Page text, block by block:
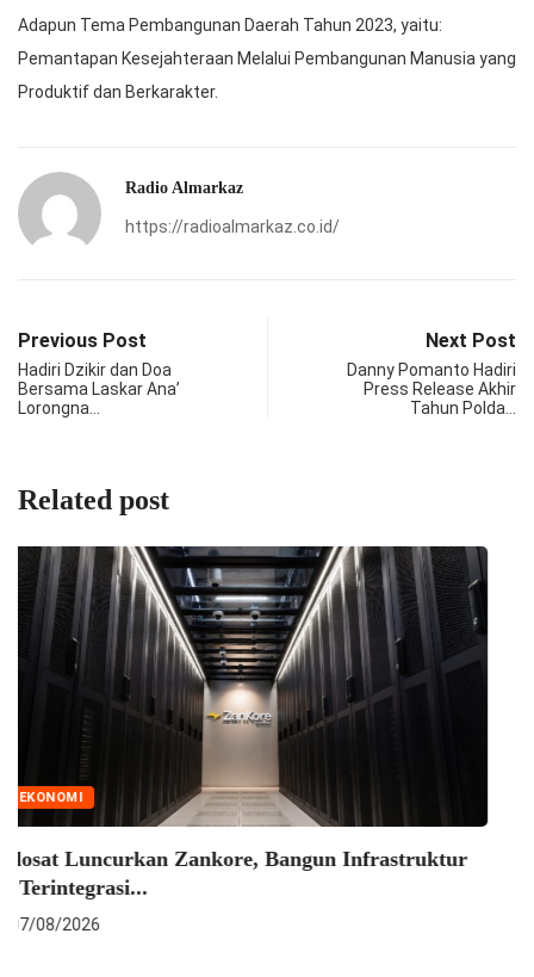
Adapun Tema Pembangunan Daerah Tahun 2023, yaitu:
Pemantapan Kesejahteraan Melalui Pembangunan Manusia yang
Produktif dan Berkarakter.
Radio Almarkaz
https://radioalmarkaz.co.id/
Previous Post
Hadiri Dzikir dan Doa
Bersama Laskar Ana’
Lorongna…
Next Post
Danny Pomanto Hadiri
Press Release Akhir
Tahun Polda…
Related post
EKONOMI
Luncurkan Zankore, Bangun Infrastruktur
Terintegrasi...
07/08/2026